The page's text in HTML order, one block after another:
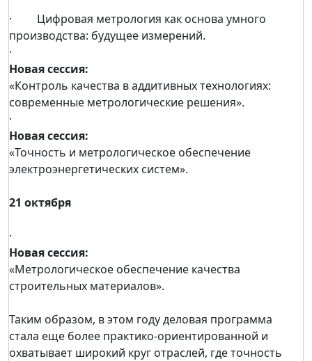
· Цифровая метрология как основа умного
производства: будущее измерений.
·
Новая сессия:
«Контроль качества в аддитивных технологиях:
современные метрологические решения».
·
Новая сессия:
«Точность и метрологическое обеспечение
электроэнергетических систем».
21 октября
·
Новая сессия:
«Метрологическое обеспечение качества
строительных материалов».
Таким образом, в этом году деловая программа
стала еще более практико-ориентированной и
охватывает широкий круг отраслей, где точность